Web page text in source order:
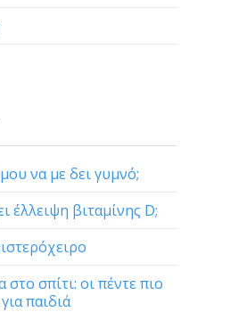
να με δει γυμνό;
έλλειψη βιταμίνης D;
στο σπίτι: οι πέντε πιο
παιδιά